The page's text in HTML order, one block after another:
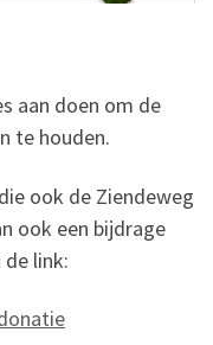
aan doen om de
te houden.
ook de Ziendeweg
ook een bijdrage
de link: